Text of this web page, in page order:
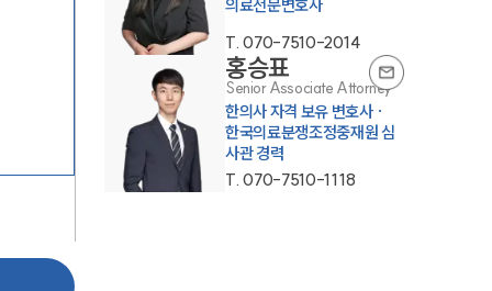
의료전문변호사
T.070-7510-2014
홍승표
Senior Associate Attorney
한의사 자격 보유 변호사 ·
한국의료분쟁조정중재원 심
사관 경력
T.070-7510-1118